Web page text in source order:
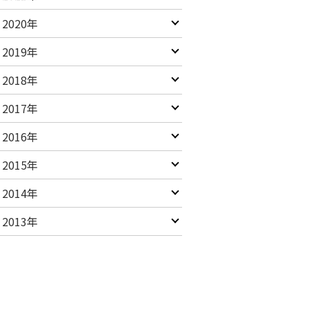
2020年
2019年
2018年
2017年
2016年
2015年
2014年
2013年